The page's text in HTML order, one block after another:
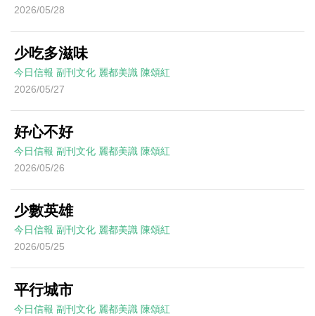
2026/05/28
少吃多滋味
今日信報 副刊文化 麗都美識 陳頌紅
2026/05/27
好心不好
今日信報 副刊文化 麗都美識 陳頌紅
2026/05/26
少數英雄
今日信報 副刊文化 麗都美識 陳頌紅
2026/05/25
平行城市
今日信報 副刊文化 麗都美識 陳頌紅